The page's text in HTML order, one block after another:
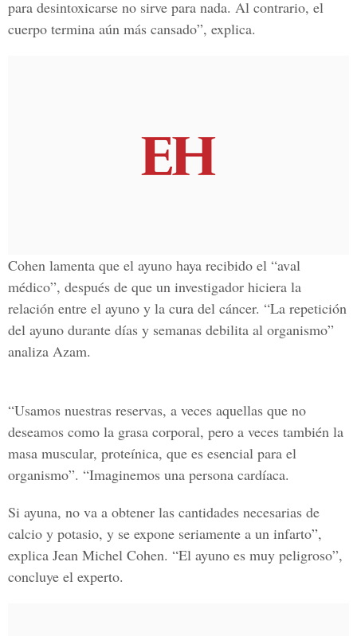
para desintoxicarse no sirve para nada. Al contrario, el
cuerpo termina aún más cansado”, explica.
Cohen lamenta que el ayuno haya recibido el “aval
médico”, después de que un investigador hiciera la
relación entre el ayuno y la cura del cáncer. “La repetición
del ayuno durante días y semanas debilita al organismo”
analiza Azam.
“Usamos nuestras reservas, a veces aquellas que no
deseamos como la grasa corporal, pero a veces también la
masa muscular, proteínica, que es esencial para el
organismo”. “Imaginemos una persona cardíaca.
Si ayuna, no va a obtener las cantidades necesarias de
calcio y potasio, y se expone seriamente a un infarto”,
explica Jean Michel Cohen. “El ayuno es muy peligroso”,
concluye el experto.